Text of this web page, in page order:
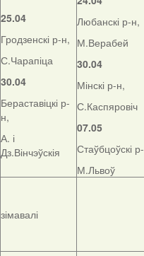
25.04
Гродзенскі р-н,
С.Чарапіца
30.04
Бераставіцкі р-
н,
А. і
Дз.Вінчэўскія
Любанскі р-н,
М.Верабей
30.04
Мінскі р-н,
С.Каспяровіч
07.05
Стаўбцоўскі
М.Львоў
зімавалі